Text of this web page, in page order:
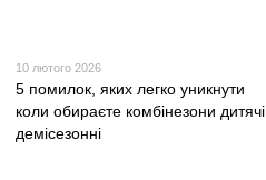
10 лютого 2026
5 помилок, яких легко уникнути
коли обираєте комбінезони дитячі
демісезонні